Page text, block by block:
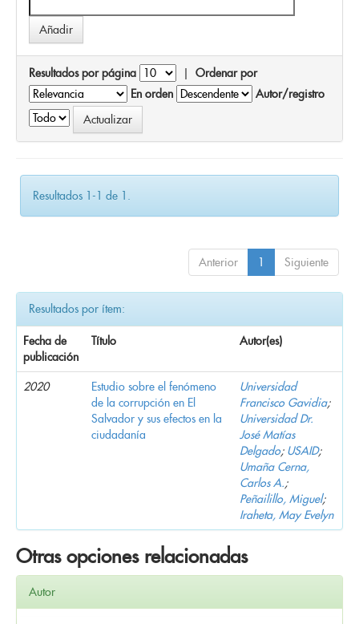
Resultados por página | Ordenar por
En orden
Autor/registro
Resultados 1-1 de 1.
Anterior 1 Siguiente
Resultados por ítem:
Fecha de
publicación
Título Autor(es)
2020
Estudio sobre el fenómeno
de la corrupción en El
Salvador y sus efectos en la
ciudadanía
Universidad
Francisco Gavidia;
Universidad Dr.
José Matías
Delgado; USAID;
Umaña Cerna,
Carlos A.;
Peñailillo, Miguel;
Iraheta, May Evelyn
Otras opciones relacionadas
Autor